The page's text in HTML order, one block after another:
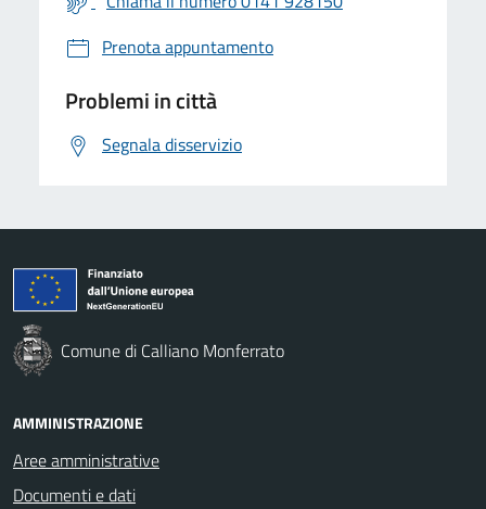
Prenota appuntamento
Problemi in città
Segnala disservizio
Comune di Calliano Monferrato
AMMINISTRAZIONE
Aree amministrative
Documenti e dati